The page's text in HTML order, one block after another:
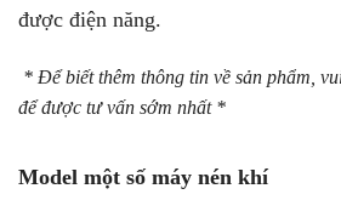
được điện năng.
* Để biết thêm thông tin về sản phẩm,
để được tư vấn sớm nhất *
Model một số máy nén khí